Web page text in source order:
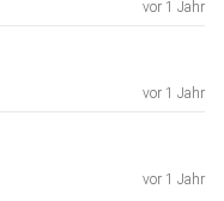
vor 1 Jahr
vor 1 Jahr
vor 1 Jahr